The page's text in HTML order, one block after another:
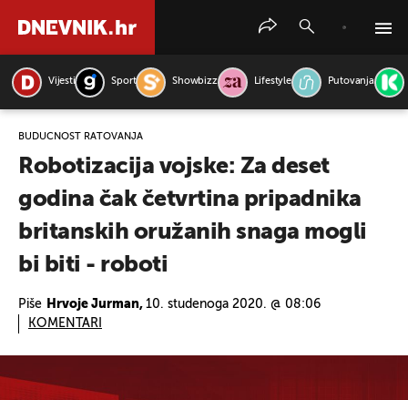
Vijesti Sport Showbizz Lifestyle Putovanja
BUDUĆNOST RATOVANJA
Robotizacija vojske: Za deset
godina čak četvrtina pripadnika
britanskih oružanih snaga mogli
bi biti - roboti
Piše Hrvoje Jurman, 10. studenoga 2020. @ 08:06
KOMENTARI
PRETRAŽITE VIJESTI